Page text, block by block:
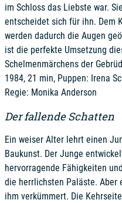
im Schloss das Liebste war. Sie
entscheidet sich für ihn. Dem
werden dadurch die Augen
ist die perfekte Umsetzung
Schelmenmärchens der
1984, 21 min, Puppen: Irena
Regie: Monika Anderson
Der fallende Schatten
Ein weiser Alter lehrt einen
Baukunst. Der Junge
hervorragende Fähigkeiten
die herrlichsten Paläste. Aber
ihm verkümmert. Die